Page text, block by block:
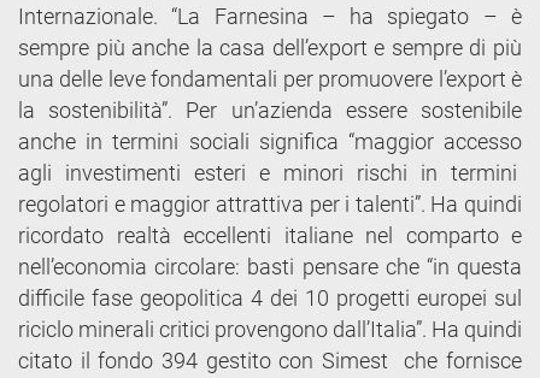
Internazionale. “La Farnesina – ha spiegato – è
sempre più anche la casa dell’export e sempre di più
una delle leve fondamentali per promuovere l’export è
la sostenibilità”. Per un’azienda essere sostenibile
anche in termini sociali significa “maggior accesso
agli investimenti esteri e minori rischi in termini
regolatori e maggior attrattiva per i talenti”. Ha quindi
ricordato realtà eccellenti italiane nel comparto e
nell’economia circolare: basti pensare che “in questa
difficile fase geopolitica 4 dei 10 progetti europei sul
riciclo minerali critici provengono dall’Italia”. Ha quindi
citato il fondo 394 gestito con Simest che fornisce